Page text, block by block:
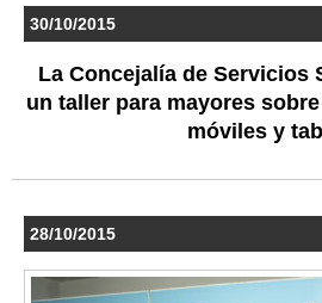
30/10/2015
La Concejalía de Servicios
un taller para mayores
móviles y
28/10/2015